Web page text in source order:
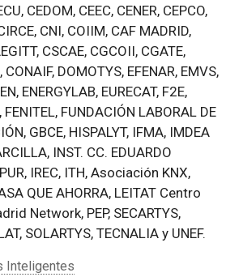
CEDOM, CEEC, CENER, CEPCO,
CNI, COIIM, CAF MADRID,
CSCAE, CGCOII, CGATE,
CONAIF, DOMOTYS, EFENAR, EMVS,
ENERGYLAB, EURECAT, F2E,
FENITEL, FUNDACIÓN LABORAL DE
GBCE, HISPALYT, IFMA, IMDEA
INST. CC. EDUARDO
IREC, ITH, Asociación KNX,
QUE AHORRA, LEITAT Centro
Network, PEP, SECARTYS,
SOLARTYS, TECNALIA y UNEF.
Inteligentes